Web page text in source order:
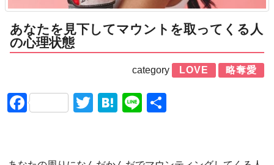
あなたを見下してマウントを取ってくる人
の心理状態
category LOVE 略奪愛
FacebookTwitter
Hatena
Line